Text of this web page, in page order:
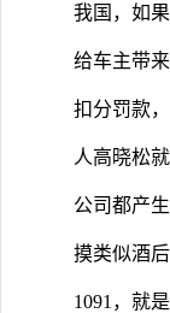
我国，如
给车主带
扣分罚款
人高晓松
公司都产
摸类似酒
1091，就